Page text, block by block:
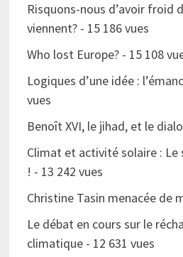
Risquons-nous d’avoir froid
viennent?- 15 186 vues
Who lost Europe?- 15 108
Logiques d’une idée :
vues
Benoît XVI, le jihad, et le
Climat et activité solaire :
! - 13 242 vues
Christine Tasin menacée de
Le débat en cours sur le
climatique- 12 631 vues